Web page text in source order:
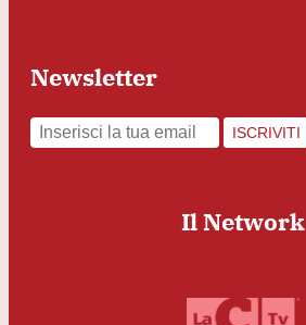
Newsletter
ISCRIVITI
Il Network